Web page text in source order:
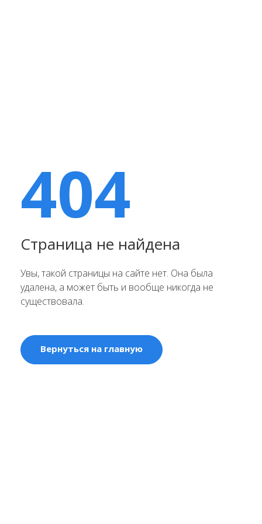
404
Страница не найдена
Увы, такой страницы на сайте нет. Она была
удалена, а может быть и вообще никогда не
существовала.
Вернуться на главную